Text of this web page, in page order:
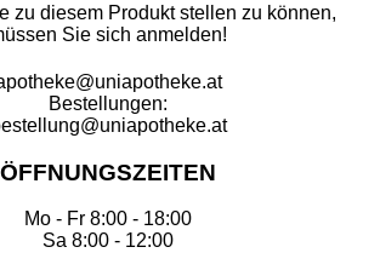
zu diesem Produkt stellen zu können,
Sie sich anmelden!
Bestellungen:
ÖFFNUNGSZEITEN
Mo - Fr 8:00 - 18:00
Sa 8:00 - 12:00